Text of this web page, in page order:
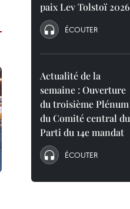
paix Lev Tolstoï 2026
ÉCOUTER
Actualité de la
semaine : Ouverture
du troisième Plénum
du Comité central du
Parti du 14e mandat
ÉCOUTER